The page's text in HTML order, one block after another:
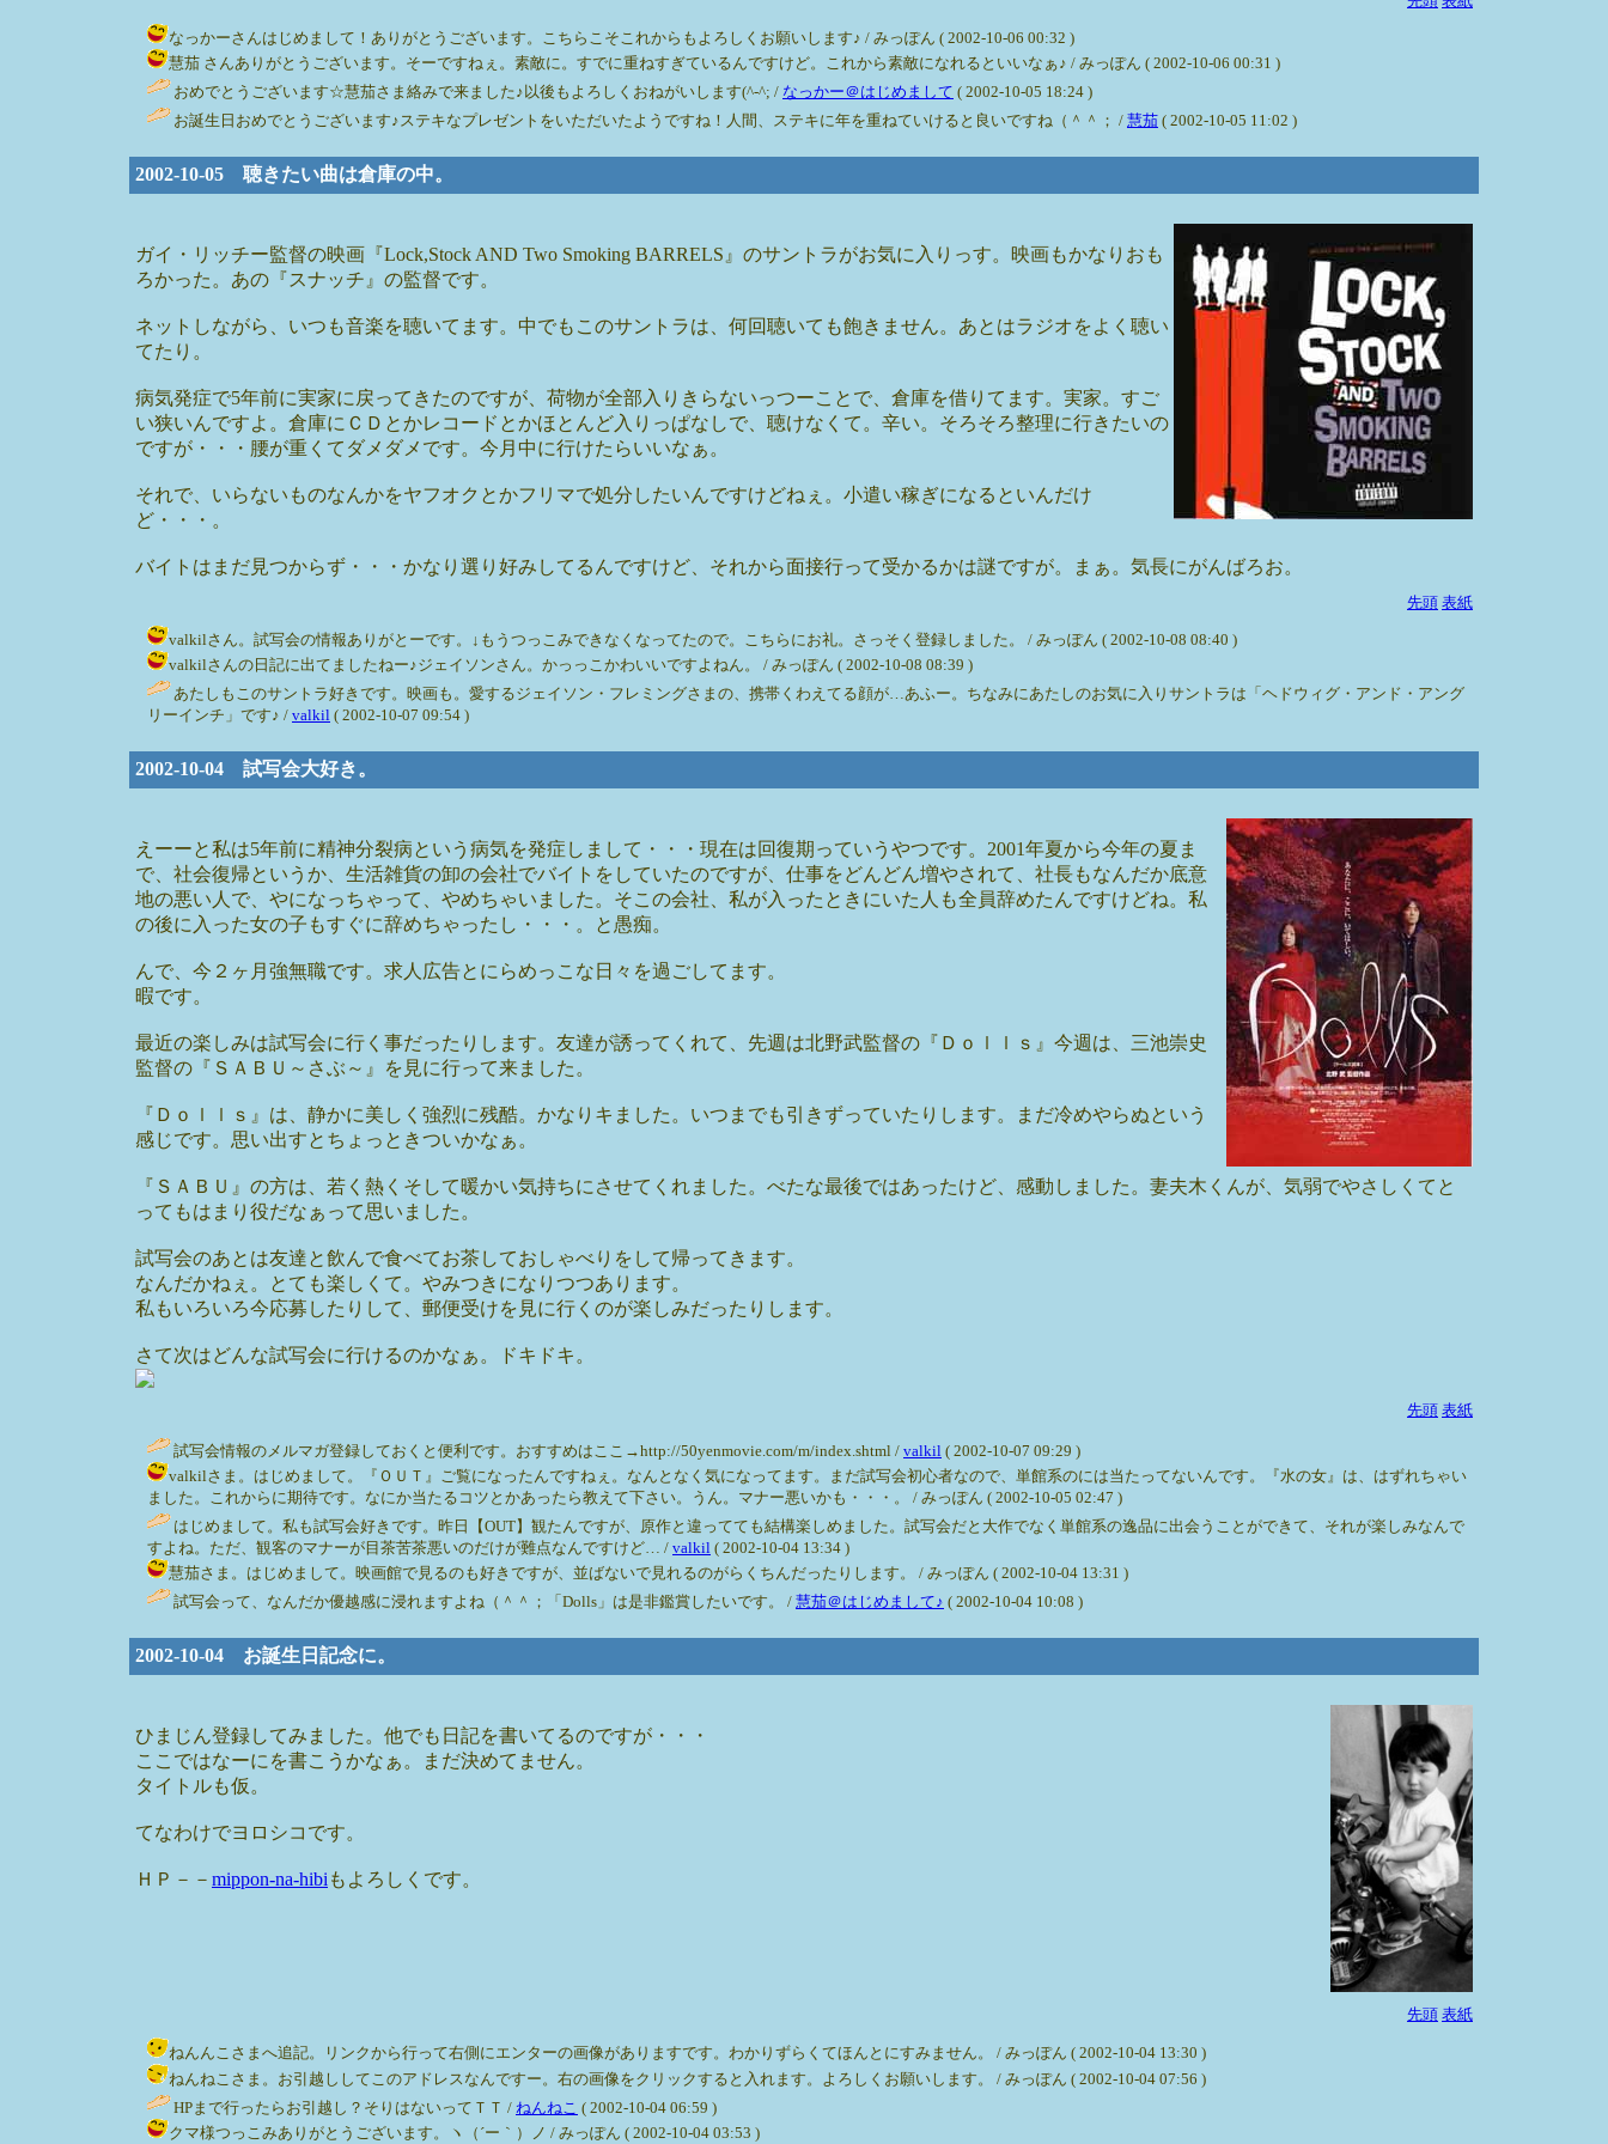
なっかーさんはじめまして！ありがとうございます。こちらこそこれからもよろしくお願いします♪ / みっぽん ( 2002-10-06 00:32 )
慧茄 さんありがとうございます。そーですねぇ。素敵に。すでに重ねすぎているんですけど。これから素敵になれるといいなぁ♪ / みっぽん ( 2002-10-06 00:31 )
おめでとうございます☆慧茄さま絡みで来ました♪以後もよろしくおねがいします(^-^; / なっかー＠はじめまして ( 2002-10-05 18:24 )
お誕生日おめでとうございます♪ステキなプレゼントをいただいたようですね！人間、ステキに年を重ねていけると良いですね（＾＾； / 慧茄 ( 2002-10-05 11:02 )
2002-10-05 聴きたい曲は倉庫の中。
ガイ・リッチー監督の映画『Lock,Stock AND Two Smoking BARRELS』のサントラがお気に入りっす。映画もかなりおも
ろかった。あの『スナッチ』の監督です。
ネットしながら、いつも音楽を聴いてます。中でもこのサントラは、何回聴いても飽きません。あとはラジオをよく聴い
てたり。
病気発症で5年前に実家に戻ってきたのですが、荷物が全部入りきらないっつーことで、倉庫を借りてます。実家。すご
い狭いんですよ。倉庫にＣＤとかレコードとかほとんど入りっぱなしで、聴けなくて。辛い。そろそろ整理に行きたいの
ですが・・・腰が重くてダメダメです。今月中に行けたらいいなぁ。
それで、いらないものなんかをヤフオクとかフリマで処分したいんですけどねぇ。小遣い稼ぎになるといんだけ
ど・・・。
バイトはまだ見つからず・・・かなり選り好みしてるんですけど、それから面接行って受かるかは謎ですが。まぁ。気長にがんばろお。
先頭 表紙
valkilさん。試写会の情報ありがとーです。↓もうつっこみできなくなってたので。こちらにお礼。さっそく登録しました。 / みっぽん ( 2002-10-08 08:40 )
valkilさんの日記に出てましたねー♪ジェイソンさん。かっっこかわいいですよねん。 / みっぽん ( 2002-10-08 08:39 )
あたしもこのサントラ好きです。映画も。愛するジェイソン・フレミングさまの、携帯くわえてる顔が…あふー。ちなみにあたしのお気に入りサントラは「ヘドウィグ・アンド・アング
リーインチ」です♪ / valkil ( 2002-10-07 09:54 )
2002-10-04 試写会大好き。
えーーと私は5年前に精神分裂病という病気を発症しまして・・・現在は回復期っていうやつです。2001年夏から今年の夏ま
で、社会復帰というか、生活雑貨の卸の会社でバイトをしていたのですが、仕事をどんどん増やされて、社長もなんだか底意
地の悪い人で、やになっちゃって、やめちゃいました。そこの会社、私が入ったときにいた人も全員辞めたんですけどね。私
の後に入った女の子もすぐに辞めちゃったし・・・。と愚痴。
んで、今２ヶ月強無職です。求人広告とにらめっこな日々を過ごしてます。
暇です。
最近の楽しみは試写会に行く事だったりします。友達が誘ってくれて、先週は北野武監督の『Ｄｏｌｌｓ』今週は、三池崇史
監督の『ＳＡＢＵ～さぶ～』を見に行って来ました。
『Ｄｏｌｌｓ』は、静かに美しく強烈に残酷。かなりキました。いつまでも引きずっていたりします。まだ冷めやらぬという
感じです。思い出すとちょっときついかなぁ。
『ＳＡＢＵ』の方は、若く熱くそして暖かい気持ちにさせてくれました。べたな最後ではあったけど、感動しました。妻夫木くんが、気弱でやさしくてと
ってもはまり役だなぁって思いました。
試写会のあとは友達と飲んで食べてお茶しておしゃべりをして帰ってきます。
なんだかねぇ。とても楽しくて。やみつきになりつつあります。
私もいろいろ今応募したりして、郵便受けを見に行くのが楽しみだったりします。
さて次はどんな試写会に行けるのかなぁ。ドキドキ。
先頭 表紙
試写会情報のメルマガ登録しておくと便利です。おすすめはここ→http://50yenmovie.com/m/index.shtml / valkil ( 2002-10-07 09:29 )
valkilさま。はじめまして。『ＯＵＴ』ご覧になったんですねぇ。なんとなく気になってます。まだ試写会初心者なので、単館系のには当たってないんです。『水の女』は、はずれちゃい
ました。これからに期待です。なにか当たるコツとかあったら教えて下さい。うん。マナー悪いかも・・・。 / みっぽん ( 2002-10-05 02:47 )
はじめまして。私も試写会好きです。昨日【OUT】観たんですが、原作と違ってても結構楽しめました。試写会だと大作でなく単館系の逸品に出会うことができて、それが楽しみなんで
すよね。ただ、観客のマナーが目茶苦茶悪いのだけが難点なんですけど… / valkil ( 2002-10-04 13:34 )
慧茄さま。はじめまして。映画館で見るのも好きですが、並ばないで見れるのがらくちんだったりします。 / みっぽん ( 2002-10-04 13:31 )
試写会って、なんだか優越感に浸れますよね（＾＾；「Dolls」は是非鑑賞したいです。 / 慧茄＠はじめまして♪ ( 2002-10-04 10:08 )
2002-10-04 お誕生日記念に。
ひまじん登録してみました。他でも日記を書いてるのですが・・・
ここではなーにを書こうかなぁ。まだ決めてません。
タイトルも仮。
てなわけでヨロシコです。
ＨＰ－－ mippon-na-hibi もよろしくです。
先頭 表紙
ねんんこさまへ追記。リンクから行って右側にエンターの画像がありますです。わかりずらくてほんとにすみません。 / みっぽん ( 2002-10-04 13:30 )
ねんねこさま。お引越ししてこのアドレスなんですー。右の画像をクリックすると入れます。よろしくお願いします。 / みっぽん ( 2002-10-04 07:56 )
HPまで行ったらお引越し？そりはないってＴＴ / ねんねこ ( 2002-10-04 06:59 )
クマ様つっこみありがとうございます。ヽ（´ー｀）ノ / みっぽん ( 2002-10-04 03:53 )